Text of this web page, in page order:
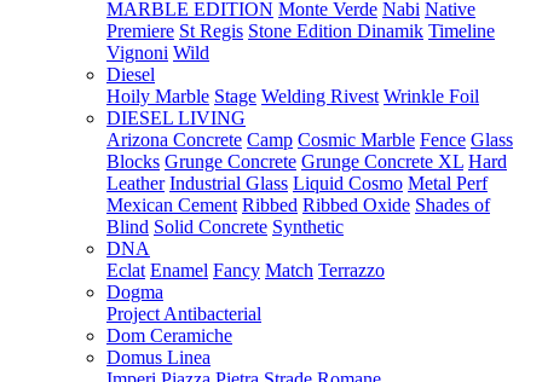
MARBLE EDITION Monte Verde Nabi Native
Premiere St Regis Stone Edition Dinamik Timeline
Vignoni Wild
Diesel
Hoily Marble Stage Welding Rivest Wrinkle Foil
DIESEL LIVING
Arizona Concrete Camp Cosmic Marble Fence Glass
Blocks Grunge Concrete Grunge Concrete XL Hard
Leather Industrial Glass Liquid Cosmo Metal Perf
Mexican Cement Ribbed Ribbed Oxide Shades of
Blind Solid Concrete Synthetic
DNA
Eclat Enamel Fancy Match Terrazzo
Dogma
Project Antibacterial
Dom Ceramiche
Domus Linea